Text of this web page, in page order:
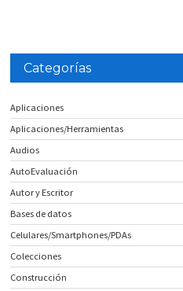
Categorías
Aplicaciones
Aplicaciones/Herramientas
Audios
AutoEvaluación
Autor y Escritor
Bases de datos
Celulares/Smartphones/PDAs
Colecciones
Construcción